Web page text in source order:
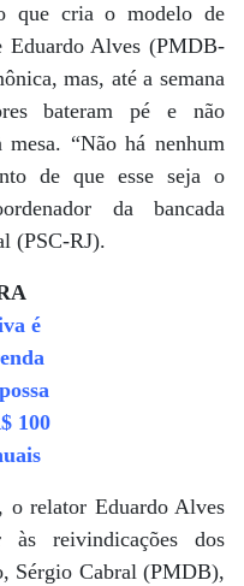
que cria o modelo de
Eduardo Alves (PMDB-
mas, até a semana
bateram pé e não
mesa. “Não há nenhum
de que esse seja o
da bancada
(PSC-RJ).
é
100
o relator Eduardo Alves
reivindicações dos
Sérgio Cabral (PMDB),